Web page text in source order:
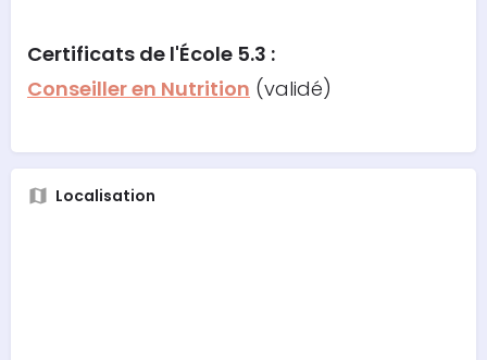
Certificats de l'École 5.3 :
Conseiller en Nutrition (validé)
Localisation